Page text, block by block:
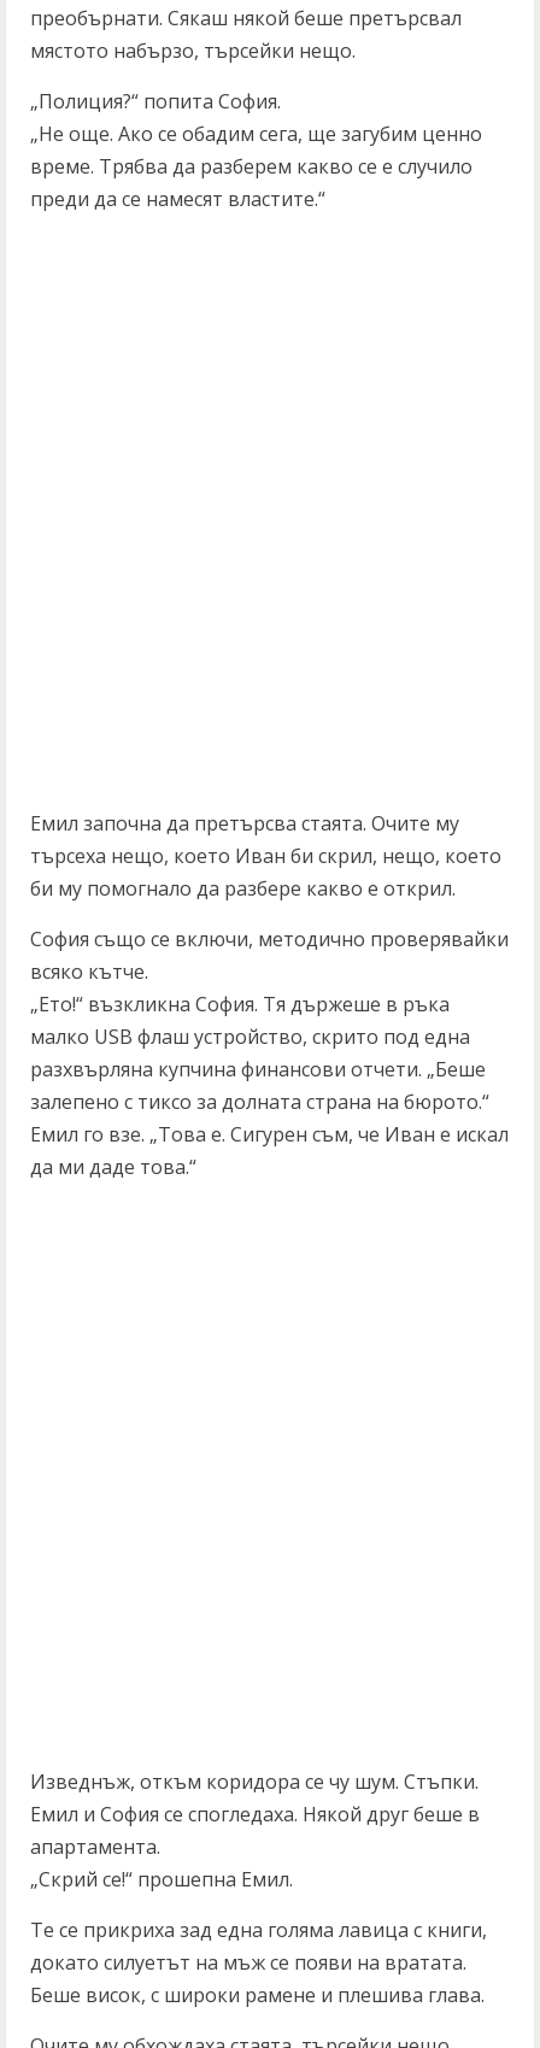
преобърнати. Сякаш някой беше претърсвал
мястото набързо, търсейки нещо.
„Полиция?“ попита София.
„Не още. Ако се обадим сега, ще загубим ценно
време. Трябва да разберем какво се е случило
преди да се намесят властите.“
Емил започна да претърсва стаята. Очите му
търсеха нещо, което Иван би скрил, нещо, което
би му помогнало да разбере какво е открил.
София също се включи, методично проверявайки
всяко кътче.
„Ето!“ възкликна София. Тя държеше в ръка
малко USB флаш устройство, скрито под една
разхвърляна купчина финансови отчети. „Беше
залепено с тиксо за долната страна на бюрото.“
Емил го взе. „Това е. Сигурен съм, че Иван е искал
да ми даде това.“
Изведнъж, откъм коридора се чу шум. Стъпки.
Емил и София се спогледаха. Някой друг беше в
апартамента.
„Скрий се!“ прошепна Емил.
Те се прикриха зад една голяма лавица с книги,
докато силуетът на мъж се появи на вратата.
Беше висок, с широки рамене и плешива глава.